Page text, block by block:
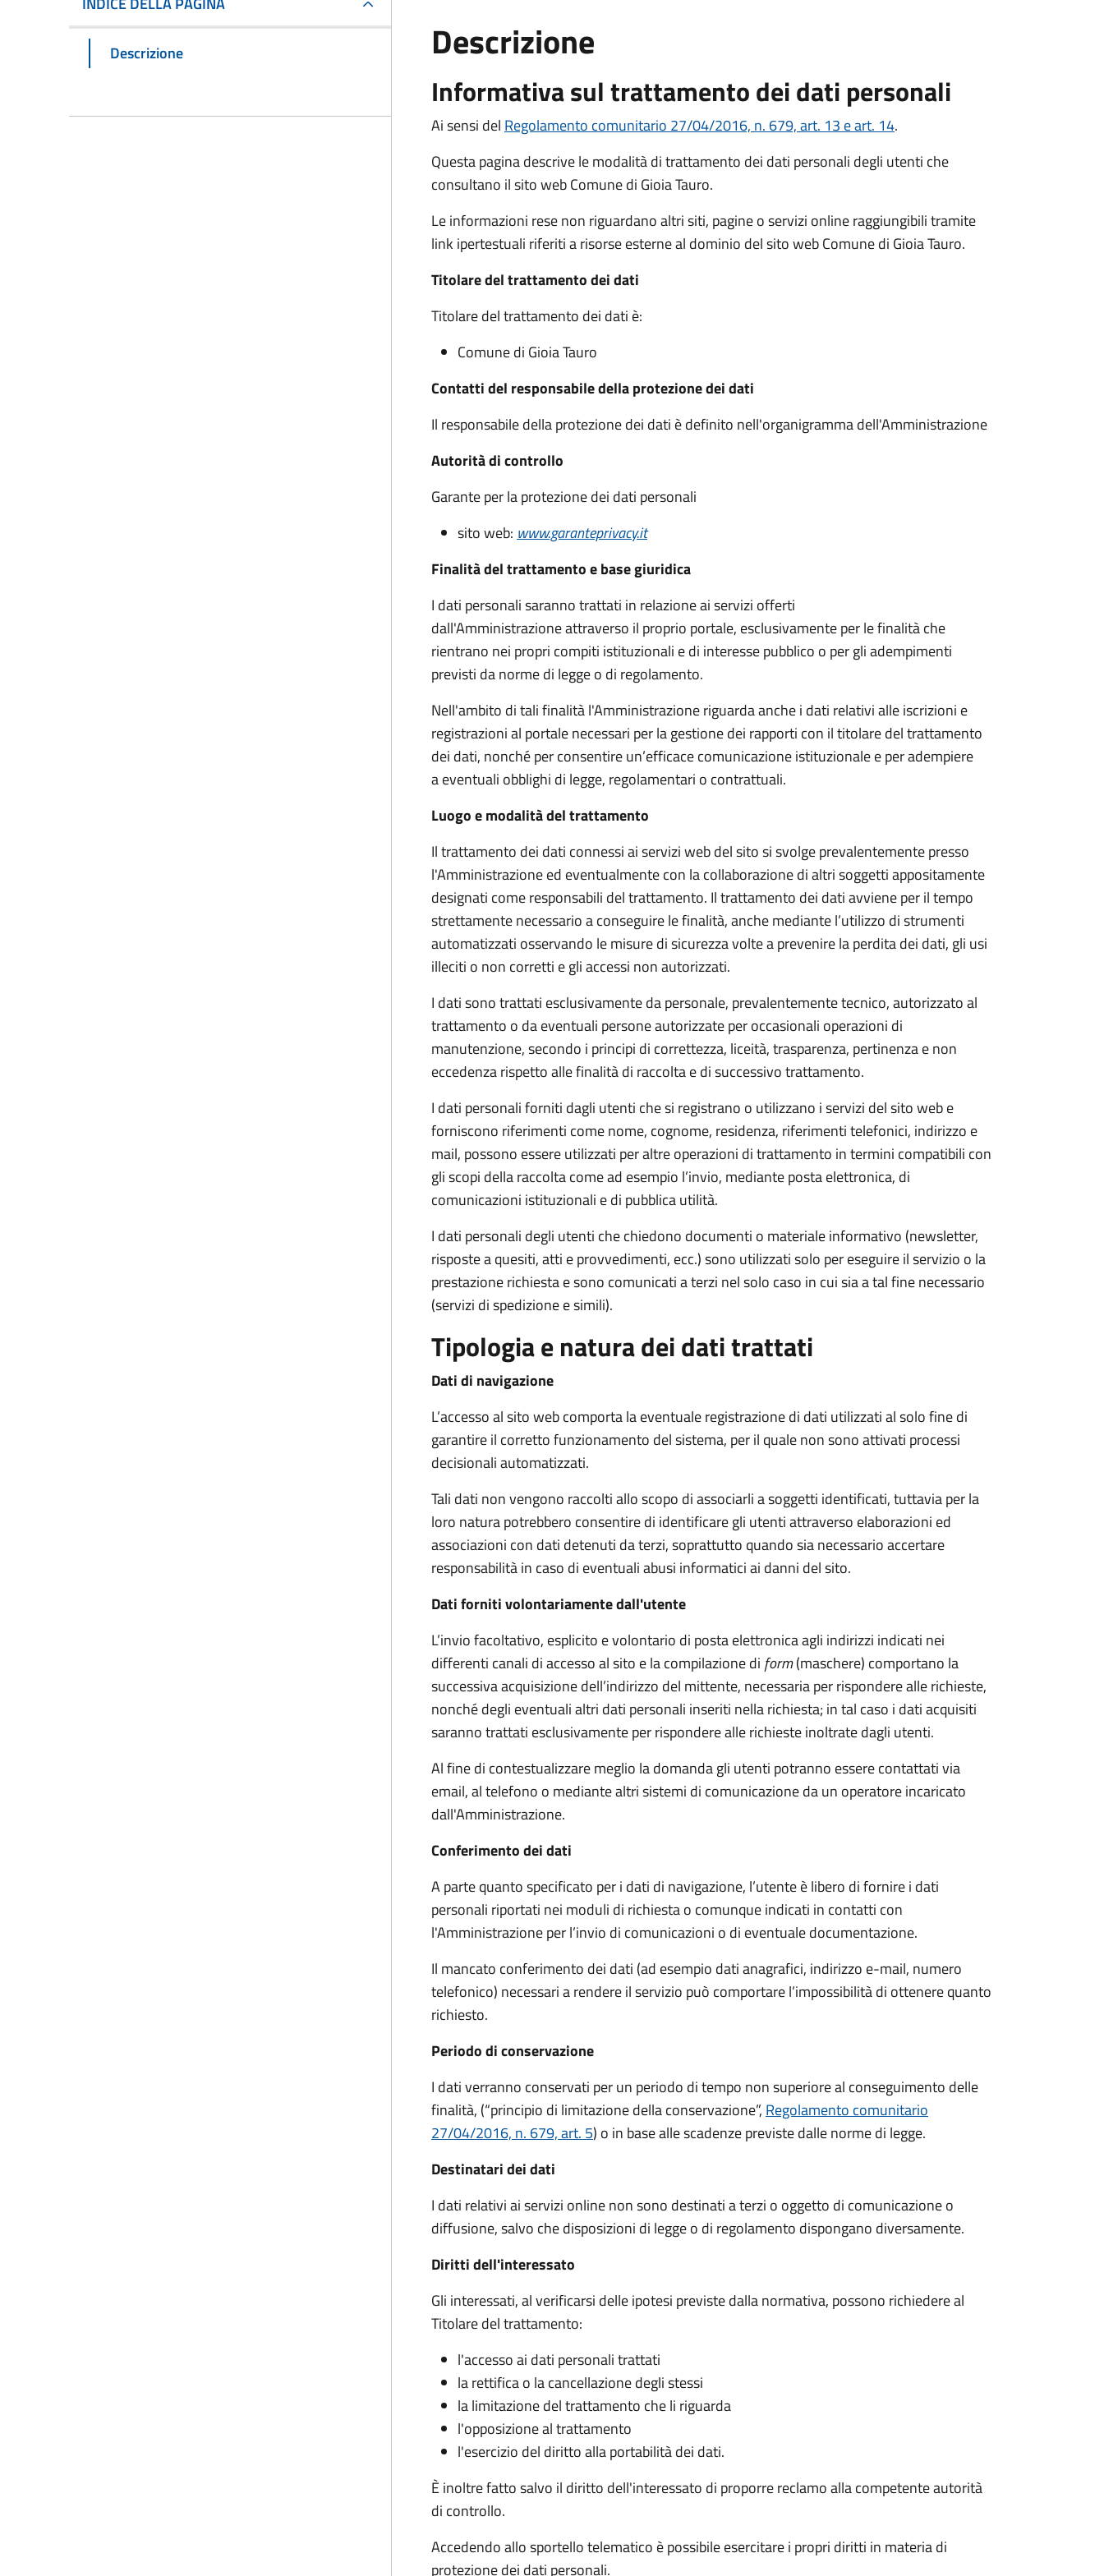
Descrizione Descrizione
Informativa sul trattamento dei dati personali
Ai sensi del Regolamento comunitario 27/04/2016, n. 679, art. 13 e art. 14.
Questa pagina descrive le modalità di trattamento dei dati personali degli utenti che
consultano il sito web Comune di Gioia Tauro.
Le informazioni rese non riguardano altri siti, pagine o servizi online raggiungibili tramite
link ipertestuali riferiti a risorse esterne al dominio del sito web Comune di Gioia Tauro.
Titolare del trattamento dei dati
Titolare del trattamento dei dati è:
Comune di Gioia Tauro
Contatti del responsabile della protezione dei dati
Il responsabile della protezione dei dati è definito nell'organigramma dell'Amministrazione
Autorità di controllo
Garante per la protezione dei dati personali
sito web: www.garanteprivacy.it
Finalità del trattamento e base giuridica
I dati personali saranno trattati in relazione ai servizi offerti
dall'Amministrazione attraverso il proprio portale, esclusivamente per le finalità che
rientrano nei propri compiti istituzionali e di interesse pubblico o per gli adempimenti
previsti da norme di legge o di regolamento.
Nell'ambito di tali finalità l'Amministrazione riguarda anche i dati relativi alle iscrizioni e
registrazioni al portale necessari per la gestione dei rapporti con il titolare del trattamento
dei dati, nonché per consentire un’efficace comunicazione istituzionale e per adempiere
a eventuali obblighi di legge, regolamentari o contrattuali.
Luogo e modalità del trattamento
Il trattamento dei dati connessi ai servizi web del sito si svolge prevalentemente presso
l'Amministrazione ed eventualmente con la collaborazione di altri soggetti appositamente
designati come responsabili del trattamento. Il trattamento dei dati avviene per il tempo
strettamente necessario a conseguire le finalità, anche mediante l’utilizzo di strumenti
automatizzati osservando le misure di sicurezza volte a prevenire la perdita dei dati, gli usi
illeciti o non corretti e gli accessi non autorizzati.
I dati sono trattati esclusivamente da personale, prevalentemente tecnico, autorizzato al
trattamento o da eventuali persone autorizzate per occasionali operazioni di
manutenzione, secondo i principi di correttezza, liceità, trasparenza, pertinenza e non
eccedenza rispetto alle finalità di raccolta e di successivo trattamento.
I dati personali forniti dagli utenti che si registrano o utilizzano i servizi del sito web e
forniscono riferimenti come nome, cognome, residenza, riferimenti telefonici, indirizzo e
mail, possono essere utilizzati per altre operazioni di trattamento in termini compatibili con
gli scopi della raccolta come ad esempio l’invio, mediante posta elettronica, di
comunicazioni istituzionali e di pubblica utilità.
I dati personali degli utenti che chiedono documenti o materiale informativo (newsletter,
risposte a quesiti, atti e provvedimenti, ecc.) sono utilizzati solo per eseguire il servizio o la
prestazione richiesta e sono comunicati a terzi nel solo caso in cui sia a tal fine necessario
(servizi di spedizione e simili).
Tipologia e natura dei dati trattati
Dati di navigazione
L’accesso al sito web comporta la eventuale registrazione di dati utilizzati al solo fine di
garantire il corretto funzionamento del sistema, per il quale non sono attivati processi
decisionali automatizzati.
Tali dati non vengono raccolti allo scopo di associarli a soggetti identificati, tuttavia per la
loro natura potrebbero consentire di identificare gli utenti attraverso elaborazioni ed
associazioni con dati detenuti da terzi, soprattutto quando sia necessario accertare
responsabilità in caso di eventuali abusi informatici ai danni del sito.
Dati forniti volontariamente dall'utente
L’invio facoltativo, esplicito e volontario di posta elettronica agli indirizzi indicati nei
differenti canali di accesso al sito e la compilazione di form(maschere) comportano la
successiva acquisizione dell’indirizzo del mittente, necessaria per rispondere alle richieste,
nonché degli eventuali altri dati personali inseriti nella richiesta; in tal caso i dati acquisiti
saranno trattati esclusivamente per rispondere alle richieste inoltrate dagli utenti.
Al fine di contestualizzare meglio la domanda gli utenti potranno essere contattati via
email, al telefono o mediante altri sistemi di comunicazione da un operatore incaricato
dall'Amministrazione.
Conferimento dei dati
A parte quanto specificato per i dati di navigazione, l’utente è libero di fornire i dati
personali riportati nei moduli di richiesta o comunque indicati in contatti con
l'Amministrazione per l’invio di comunicazioni o di eventuale documentazione.
Il mancato conferimento dei dati (ad esempio dati anagrafici, indirizzo e-mail, numero
telefonico) necessari a rendere il servizio può comportare l’impossibilità di ottenere quanto
richiesto.
Periodo di conservazione
I dati verranno conservati per un periodo di tempo non superiore al conseguimento delle
finalità, (“principio di limitazione della conservazione”, Regolamento comunitario
27/04/2016, n. 679, art. 5) o in base alle scadenze previste dalle norme di legge.
Destinatari dei dati
I dati relativi ai servizi online non sono destinati a terzi o oggetto di comunicazione o
diffusione, salvo che disposizioni di legge o di regolamento dispongano diversamente.
Diritti dell'interessato
Gli interessati, al verificarsi delle ipotesi previste dalla normativa, possono richiedere al
Titolare del trattamento:
l'accesso ai dati personali trattati
la rettifica o la cancellazione degli stessi
la limitazione del trattamento che li riguarda
l'opposizione al trattamento
l'esercizio del diritto alla portabilità dei dati.
È inoltre fatto salvo il diritto dell'interessato di proporre reclamo alla competente autorità
di controllo.
Accedendo allo sportello telematico è possibile esercitare i propri diritti in materia di
protezione dei dati personali.